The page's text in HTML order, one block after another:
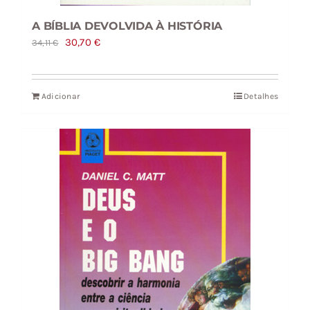
A BÍBLIA DEVOLVIDA À HISTÓRIA
34,11€
O
original
era:
30,70€O
atual
Adicionar Detalhes